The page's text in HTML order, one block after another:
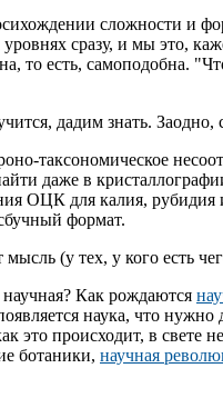
сложности и
сразу, и мы это,
то есть, самоподобна.
дадим знать. Заодно,
таксономическое
даже в
ОЦК для калия,
формат.
(у тех, у кого есть
Как рождаются
наука, что нужно
это происходит, в
ботаники, научная